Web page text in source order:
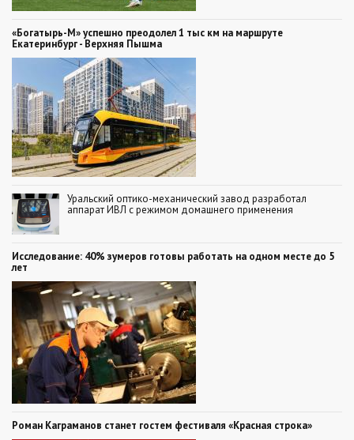
«Богатырь-М» успешно преодолел 1 тыс км на маршруте
Екатеринбург - Верхняя Пышма
Уральский оптико-механический завод разработал
аппарат ИВЛ с режимом домашнего применения
Исследование: 40% зумеров готовы работать на одном месте до 5
лет
Роман Каграманов станет гостем фестиваля «Красная строка»